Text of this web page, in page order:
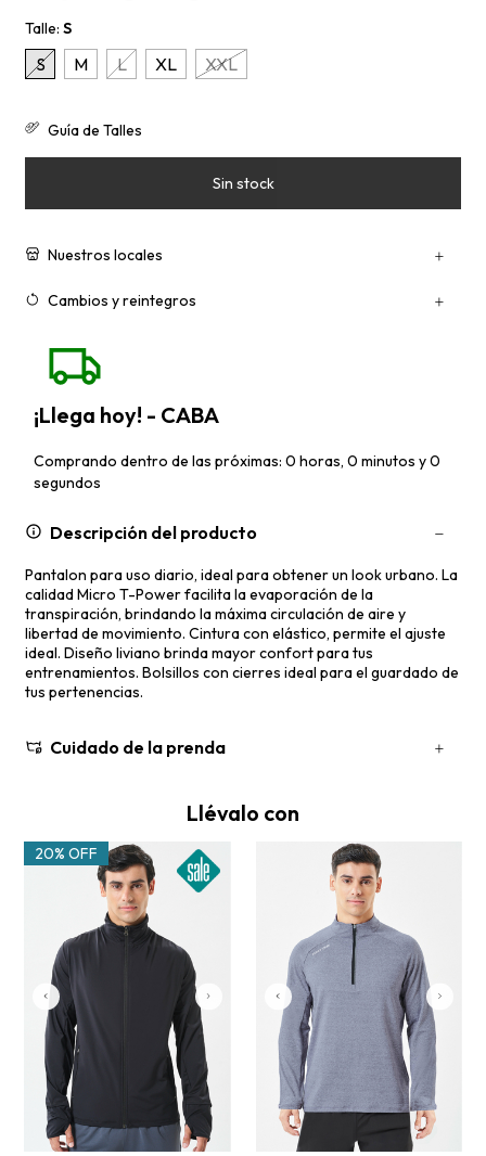
Talle: S
S M L XL XXL
Guía de Talles
Nuestros locales
Cambios y reintegros
¡Llega hoy! - CABA
Comprando dentro de las próximas: 0 horas, 0 minutos y 0
segundos
Descripción del producto
Pantalon para uso diario, ideal para obtener un look urbano. La
calidad Micro T-Power facilita la evaporación de la
transpiración, brindando la máxima circulación de aire y
libertad de movimiento. Cintura con elástico, permite el ajuste
ideal. Diseño liviano brinda mayor confort para tus
entrenamientos. Bolsillos con cierres ideal para el guardado de
tus pertenencias.
Cuidado de la prenda
Llévalo con
20% OFF